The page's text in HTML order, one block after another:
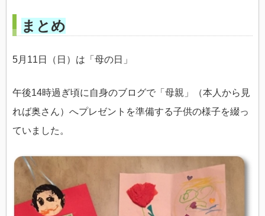
まとめ
5月11日（日）は「母の日」
午後14時過ぎ頃に自身のブログで「母親」（本人から見
れば奥さん）へプレゼントを準備する子供の様子を綴っ
ていました。